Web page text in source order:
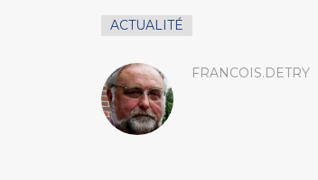
ACTUALITÉ
FRANCOIS.DETRY